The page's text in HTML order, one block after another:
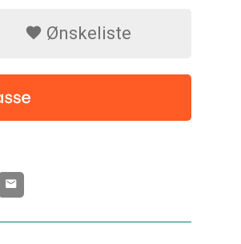
Ønskeliste